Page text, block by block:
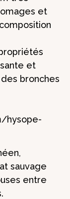
et
et
bronches
hysope-
sauvage
entre